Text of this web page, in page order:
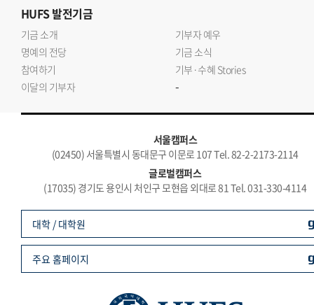
HUFS발전기금
기금 소개
기부자 예우
명예의 전당
기금 소식
참여하기
기부·수혜 Stories
이달의 기부자
-
서울캠퍼스
(02450) 서울특별시 동대문구 이문로 107 Tel. 82-2-2173-2114
글로벌캠퍼스
(17035) 경기도 용인시 처인구 모현읍 외대로 81 Tel. 031-330-4114
대학 / 대학원
주요 홈페이지